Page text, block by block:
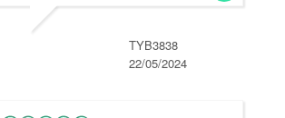
TYB3838
22/05/2024